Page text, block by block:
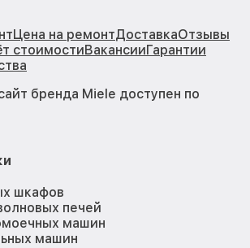
Цена на ремонтДоставкаОтзывы
стоимостиВакансииГарантии
бренда Miele доступен по
шкафов
печей
машин
машин